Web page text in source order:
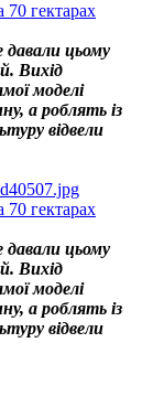
70 гектарах
давали цьому
Вихід
моделі
а роблять із
відвели
70 гектарах
давали цьому
Вихід
моделі
а роблять із
відвели